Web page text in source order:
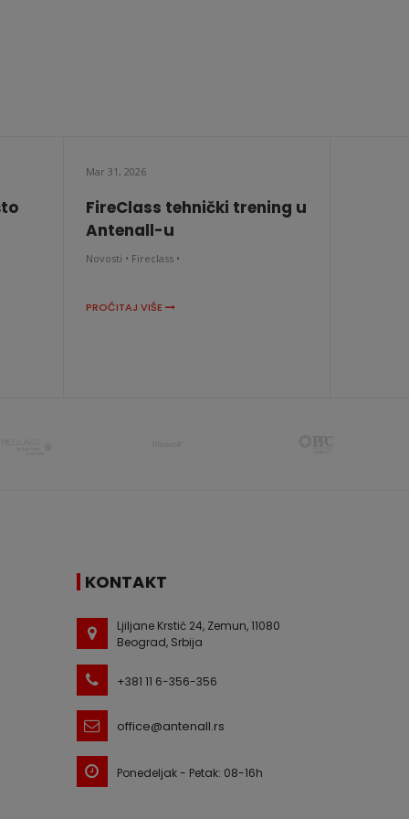
Mar 31, 2026
FireClass tehnički trening u
Antenall-u
Novosti • Fireclass •
PROČITAJ VIŠE
KONTAKT
Ljiljane Krstić 24, Zemun, 11080
Beograd, Srbija
+381 11 6-356-356
office@antenall.rs
Ponedeljak - Petak: 08-16h